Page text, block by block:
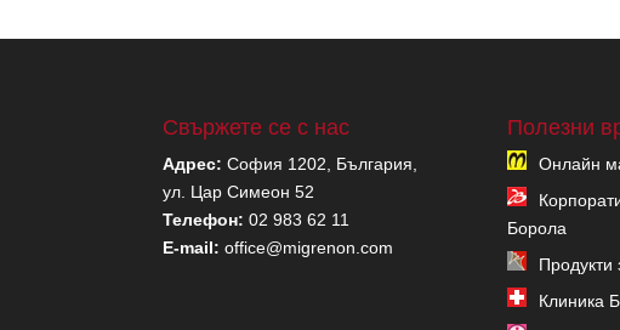
Свържете се с нас
Адрес: София 1202, България,
ул. Цар Симеон 52
Телефон: 02 983 62 11
E-mail: office@migrenon.com
Полезни
Онлайн
Борола
Продукти
Клиника